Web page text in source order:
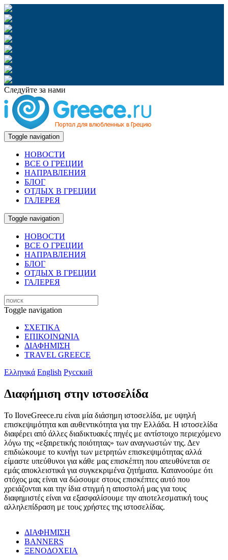
Следуйте за нами
Toggle navigation
НОВОСТИ
ВСЕ О ГРЕЦИИ
НАПРАВЛЕНИЯ
БЛОГ
ОТДЫХ В ГРЕЦИИ
ГАЛЕРЕЯ
Toggle navigation
НОВОСТИ
ВСЕ О ГРЕЦИИ
НАПРАВЛЕНИЯ
БЛОГ
ОТДЫХ В ГРЕЦИИ
ГАЛЕРЕЯ
Toggle navigation
ΣΧΕΤΙΚΑ
ΕΠΙΚΟΙΝΩΝΙΑ
ΔΙΑΦΗΜΙΣΗ
TRAVEL GREECE
Ελληνικά English Русский
Διαφήμιση στην ιστοσελίδα
Το IloveGreece.ru είναι μία διάσημη ιστοσελίδα, με υψηλή
επισκεψιμότητα και αυθεντικότητα για την Ελλάδα. Η ιστοσελίδα
διαφέρει από άλλες διαδικτυακές πηγές με αντίστοιχο περιεχόμενο
λόγω της «εξαιρετικής ποιότητας» των αναγνωστών της. Δεν
επιδιώκουμε το κυνήγι των μετρητών επισκεψιμότητας αλλά
είμαστε υπεύθυνοι για κάθε μας επισκέπτη που απευθύνεται σε
εμάς αποκλειστικά για συγκεκριμένα ζητήματα. Κατανοούμε ότι
στόχος μας είναι να δώσουμε στους επισκέπτες αυτό που
χρειάζονται και την ίδια στιγμή η αποστολή μας για τους
διαφημιστές είναι να εξασφαλίσουμε την αποτελεσματική τους
αλληλεπίδραση με τους χρήστες της ιστοσελίδας.
ΔΙΑΦΗΜΙΣΗ
BANNERS
ΞΕΝΟΔΟΧΕΙΑ